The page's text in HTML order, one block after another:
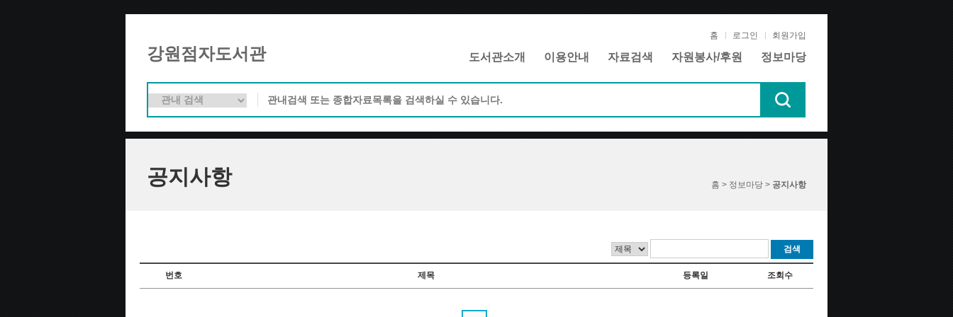
강원점자도서관
홈 로그인 회원가입
도서관소개 이용안내 자료검색 자원봉사/후원 정보마당
공지사항 홈 > 정보마당 > 공지사항
검색
번호 제목 등록일 조회수